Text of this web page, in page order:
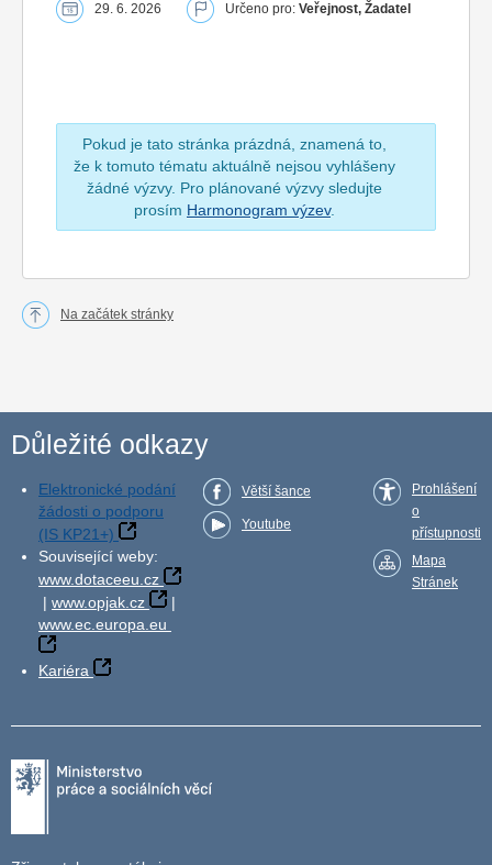
29. 6. 2026 Určeno pro: Veřejnost, Žadatel
Pokud je tato stránka prázdná, znamená to,
že k tomuto tématu aktuálně nejsou vyhlášeny
žádné výzvy. Pro plánované výzvy sledujte
prosím Harmonogram výzev.
Na začátek stránky
Důležité odkazy
Elektronické podání
žádosti o podporu
(IS KP21+)
Související weby:
www.dotaceeu.cz
| www.opjak.cz
|
www.ec.europa.eu
Kariéra
Větší šance
Youtube
Prohlášení
o
přístupnosti
Mapa
Stránek